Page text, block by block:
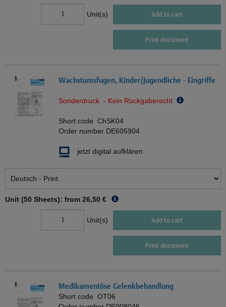
Unit(s) Add to cart
Print document
Wachstumsfugen, Kinder/Jugendliche - Eingriffe
Sonderdruck - Kein Rückgaberecht
Short code ChSK04
Order number DE605904
jetzt digital aufklären
Unit (50 Sheets): from 26,50 €
Unit(s) Add to cart
Print document
Medikamentöse Gelenkbehandlung
Short code OT06